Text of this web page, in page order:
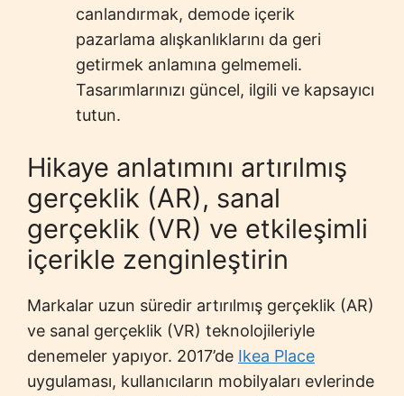
canlandırmak, demode içerik
pazarlama alışkanlıklarını da geri
getirmek anlamına gelmemeli.
Tasarımlarınızı güncel, ilgili ve kapsayıcı
tutun.
Hikaye anlatımını artırılmış
gerçeklik (AR), sanal
gerçeklik (VR) ve etkileşimli
içerikle zenginleştirin
Markalar uzun süredir artırılmış gerçeklik (AR)
ve sanal gerçeklik (VR) teknolojileriyle
denemeler yapıyor. 2017’de Ikea Place
uygulaması, kullanıcıların mobilyaları evlerinde